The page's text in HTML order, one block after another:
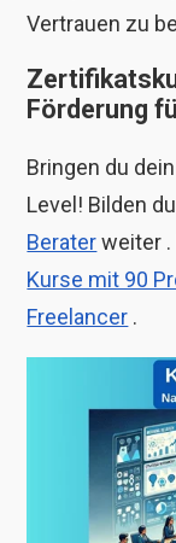
Vertrauen zu
Förderung
Bringen du
Level! Bilden
Beraterweiter .
Kurse mit 90
Freelancer .